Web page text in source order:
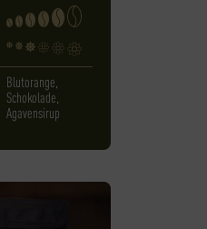
Blutorange,
Schokolade,
Agavensirup